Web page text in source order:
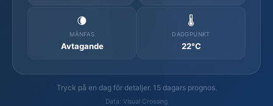
🌘
MÅNFAS
Avtagande
🌡️
DAGGPUNKT
22°C
Tryck på en dag för detaljer. 15 dagars prognos.
Data: Visual Crossing